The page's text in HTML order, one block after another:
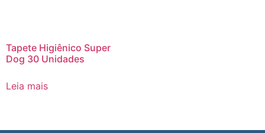
Tapete Higiênico Super
Dog 30 Unidades
Leia mais